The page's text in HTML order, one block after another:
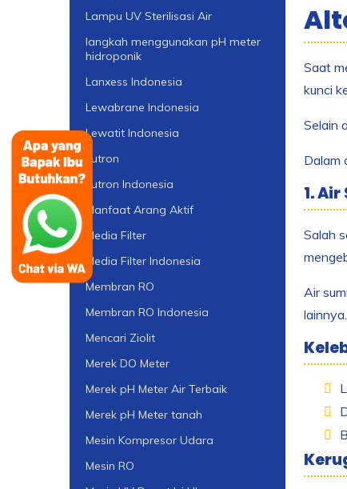
Saat
kunci
Selain
Dalam
1.
Salah
Air
Lampu UV Sterilisasi Air
langkah menggunakan pH meter
hidroponik
Lanxess Indonesia
Lewabrane Indonesia
Lewatit Indonesia
Lutron
Lutron Indonesia
Manfaat Arang Aktif
Media Filter
Media Filter Indonesia
Membran RO
Membran RO Indonesia
Mencari Ziolit
Merek DO Meter
Merek pH Meter Air Terbaik
Merek pH Meter tanah
Mesin Kompresor Udara
Mesin RO